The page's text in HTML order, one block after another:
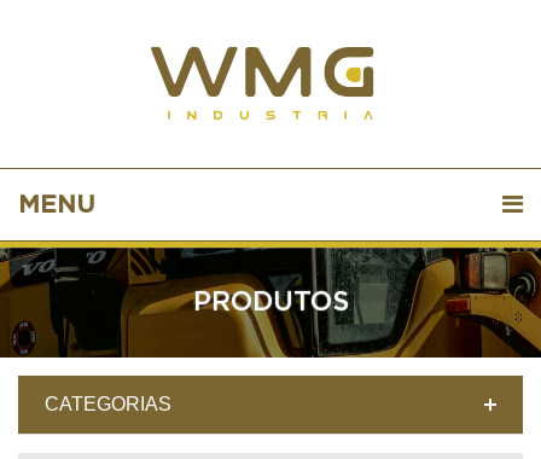
MENU
PRODUTOS
CATEGORIAS